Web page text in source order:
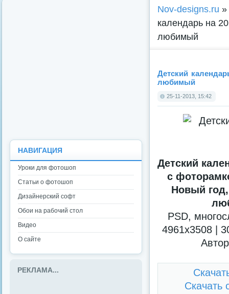
Nov-designs.ru »
календарь на
любимый
Детский
любимый
25-11-2013, 15:42
Детский
с
Новый
PSD,
4961x3508 |
Скачать
НАВИГАЦИЯ
Уроки для фотошоп
Статьи о фотошоп
Дизайнерский софт
Обои на рабочий стол
Видео
О сайте
РЕКЛАМА...